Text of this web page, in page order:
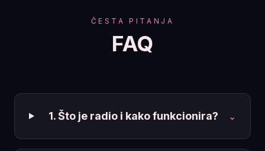
ČESTA PITANJA
FAQ
1. Što je radio i kako funkcionira? ⌄